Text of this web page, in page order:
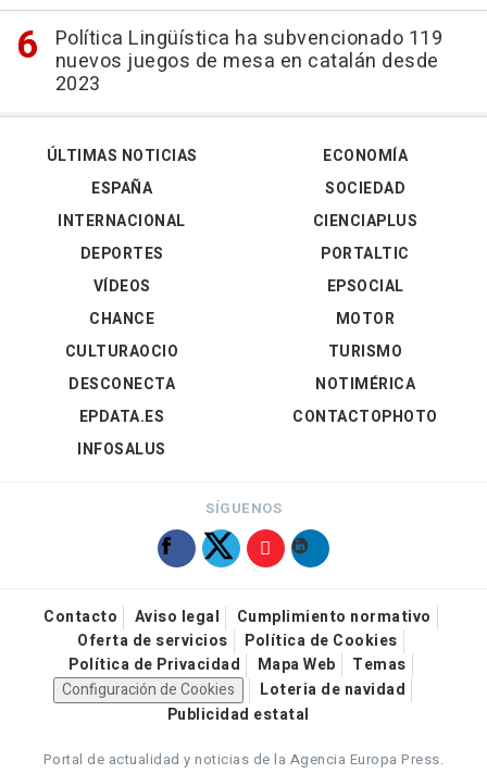
Política Lingüística ha subvencionado 119
nuevos juegos de mesa en catalán desde
2023
ÚLTIMAS NOTICIAS
ESPAÑA
INTERNACIONAL
DEPORTES
VÍDEOS
ECONOMÍA
SOCIEDAD
CIENCIAPLUS
PORTALTIC
EPSOCIAL
CHANCE
CULTURAOCIO
DESCONECTA
EPDATA.ES
INFOSALUS
MOTOR
TURISMO
NOTIMÉRICA
CONTACTOPHOTO
SÍGUENOS
Contacto Aviso legal
Cumplimiento normativo
Oferta de servicios
Política de Cookies
Política de Privacidad
Mapa Web
Temas
Configuración de Cookies
Loteria de navidad
Publicidad estatal
Portal de actualidad y noticias de la Agencia Europa Press.